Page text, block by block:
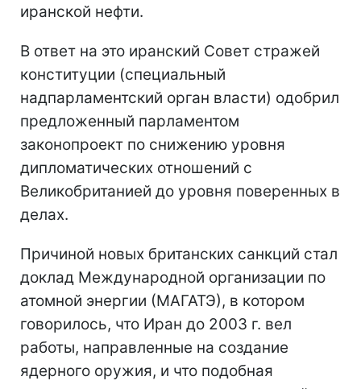
иранской нефти.
В ответ на это иранский Совет стражей
конституции (специальный
надпарламентский орган власти) одобрил
предложенный парламентом
законопроект по снижению уровня
дипломатических отношений с
Великобританией до уровня поверенных в
делах.
Причиной новых британских санкций стал
доклад Международной организации по
атомной энергии (МАГАТЭ), в котором
говорилось, что Иран до 2003 г. вел
работы, направленные на создание
ядерного оружия, и что подобная